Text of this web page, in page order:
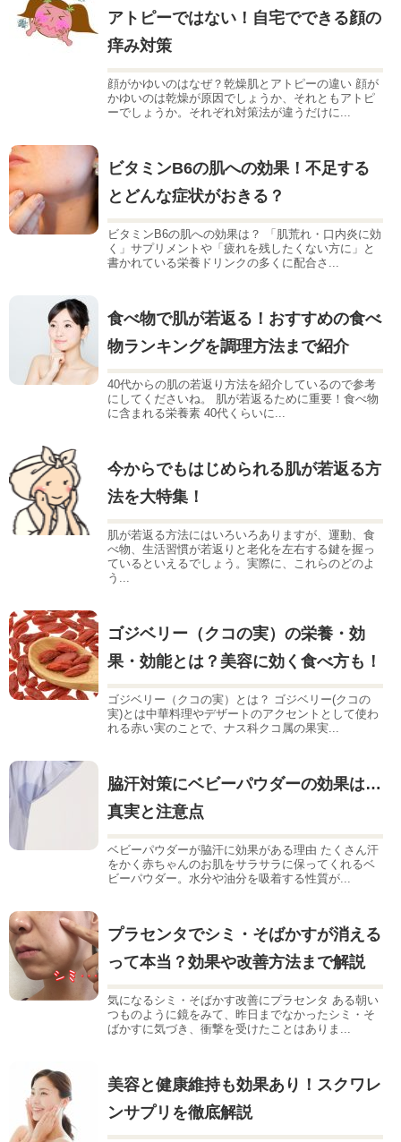
アトピーではない！自宅でできる顔の
痒み対策
顔がかゆいのはなぜ？乾燥肌とアトピーの違い 顔が
かゆいのは乾燥が原因でしょうか、それともアトピ
ーでしょうか。それぞれ対策法が違うだけに...
ビタミンB6の肌への効果！不足する
とどんな症状がおきる？
ビタミンB6の肌への効果は？ 「肌荒れ・口内炎に効
く」サプリメントや「疲れを残したくない方に」と
書かれている栄養ドリンクの多くに配合さ...
食べ物で肌が若返る！おすすめの食べ
物ランキングを調理方法まで紹介
40代からの肌の若返り方法を紹介しているので参考
にしてくださいね。 肌が若返るために重要！食べ物
に含まれる栄養素 40代くらいに...
今からでもはじめられる肌が若返る方
法を大特集！
肌が若返る方法にはいろいろありますが、運動、食
べ物、生活習慣が若返りと老化を左右する鍵を握っ
ているといえるでしょう。実際に、これらのどのよ
う...
ゴジベリー（クコの実）の栄養・効
果・効能とは？美容に効く食べ方も！
ゴジベリー（クコの実）とは？ ゴジベリー(クコの
実)とは中華料理やデザートのアクセントとして使わ
れる赤い実のことで、ナス科クコ属の果実...
脇汗対策にベビーパウダーの効果は…
真実と注意点
ベビーパウダーが脇汗に効果がある理由 たくさん汗
をかく赤ちゃんのお肌をサラサラに保ってくれるベ
ビーパウダー。水分や油分を吸着する性質が...
プラセンタでシミ・そばかすが消える
って本当？効果や改善方法まで解説
気になるシミ・そばかす改善にプラセンタ ある朝い
つものように鏡をみて、昨日までなかったシミ・そ
ばかすに気づき、衝撃を受けたことはありま...
美容と健康維持も効果あり！スクワレ
ンサプリを徹底解説